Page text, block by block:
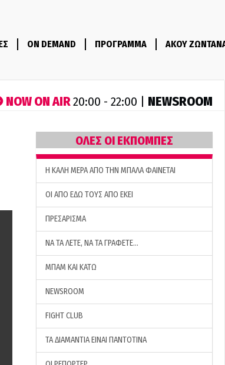
ON DEMAND ΠΡΟΓΡΑΜΜΑ ΑΚΟΥ
NOW ON AIR20:00 - 22:00 | NEWSROOM
ΟΛΕΣ ΟΙ ΕΚΠΟΜΠΕΣ
H ΚΑΛΗ ΜΕΡΑ ΑΠΟ ΤΗΝ ΜΠΑΛΑ ΦΑΙΝΕΤΑΙ
ΟΙ ΑΠΟ ΕΔΩ ΤΟΥΣ ΑΠΟ ΕΚΕΙ
ΠΡΕΣΑΡΙΣΜΑ
ΝΑ ΤΑ ΛΕΤΕ, ΝΑ ΤΑ ΓΡΑΦΕΤΕ…
ΜΠΑΜ ΚΑΙ ΚΑΤΩ
NEWSROOM
FIGHT CLUB
ΤΑ ΔΙΑΜΑΝΤΙΑ ΕΙΝΑΙ ΠΑΝΤΟΤΙΝΑ